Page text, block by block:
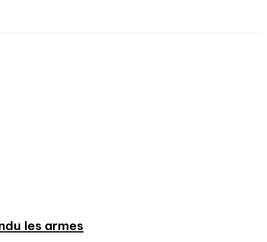
les armes